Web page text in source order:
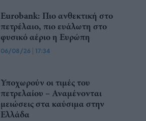
Eurobank: Πιο ανθεκτική στο
πετρέλαιο, πιο ευάλωτη στο
φυσικό αέριο η Ευρώπη
06/08/26 | 17:34
Υποχωρούν οι τιμές του
πετρελαίου – Αναμένονται
μειώσεις στα καύσιμα στην
Ελλάδα